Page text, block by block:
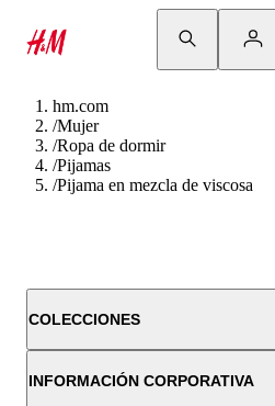
hm.com
/Mujer
/Ropa de dormir
/Pijamas
/Pijama en mezcla de viscosa
COLECCIONES
INFORMACIÓN CORPORATIVA